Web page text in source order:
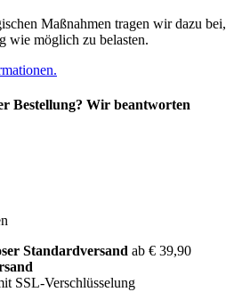
Maßnahmen tragen wir dazu bei,
wie möglich zu belasten.
Bestellung? Wir beantworten
Standardversand ab € 39,90
SSL-Verschlüsselung